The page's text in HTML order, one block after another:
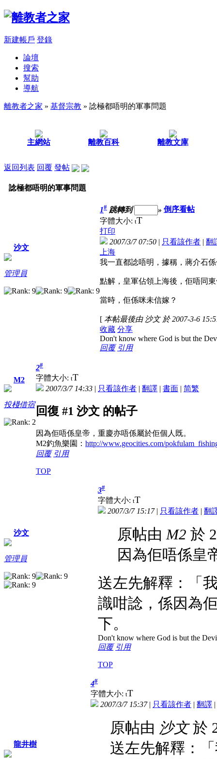
新建帳戶 登錄
論壇
搜索
幫助
導航
離教者之家 » 基督宗教 » 諗極都唔明的軍事問題
主網站 離教百科 離教文庫
返回列表 回覆 發帖
諗極都唔明的軍事問題
沙文
管理員
1# 跳轉到 » 倒序看帖
字體大小: tT
打印
2007/3/7 07:50 | 只看該作者 | 翻
上海
我一直都諗唔明，據稱，蔣介石
點解，皇軍佔領上海後，佢唔同
當時，佢係咪未信嫁？
[ 本帖最後由 沙文 於 2007-3-6
收藏 分享
Don't know where God is but the
回覆 引用
M2
投棧借宿
2#
字體大小: tT
2007/3/7 14:33 | 只看該作者 | 翻譯 | 書面 | 简繁
回復 #1 沙文 的帖子
因為佢唔係皇帝，重慶亦唔係屬於佢個人既。
M2釣魚樂園： http://www.geocities.com/
回覆 引用
TOP
沙文
管理員
3#
字體大小: tT
2007/3/7 15:17| 只看該作者 | 翻
原帖由 M2 於
因為佢唔係皇
送左先解釋：「
識咁諗，係因為
下。
Don't know where God is but the
回覆 引用
TOP
龍井樹
4#
字體大小: tT
2007/3/7 15:37| 只看該作者 | 翻譯 |
原帖由 沙文於
送左先解釋：